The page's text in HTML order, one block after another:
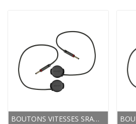
BOUTONS VITESSES SRAM SATELLITES BLIPS RED...